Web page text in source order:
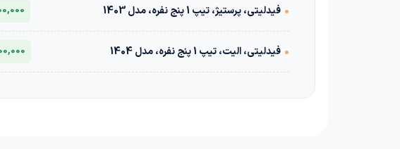
• فیدلیتی، پرستیژ، تیپ 1 پنج نفره، مدل 1403
• فیدلیتی، الیت، تیپ 1 پنج نفره، مدل 1404